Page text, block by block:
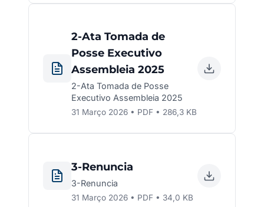
2-Ata Tomada de
Posse Executivo
Assembleia 2025
2-Ata Tomada de Posse
Executivo Assembleia 2025
31 Março 2026 • PDF • 286,3 KB
3-Renuncia
3-Renuncia
31 Março 2026 • PDF • 34,0 KB